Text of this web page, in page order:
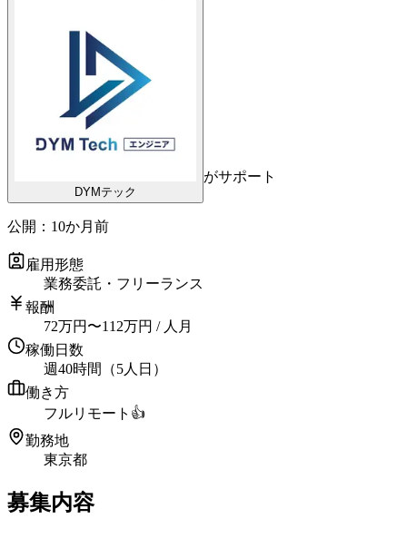
DYMテック
がサポート
公開： 10か月前
雇用形態
業務委託・フリーランス
報酬
72万円 〜112万円 / 人月
稼働日数
週40時間（5人日）
働き方
フルリモート 👍
勤務地
東京都
募集内容